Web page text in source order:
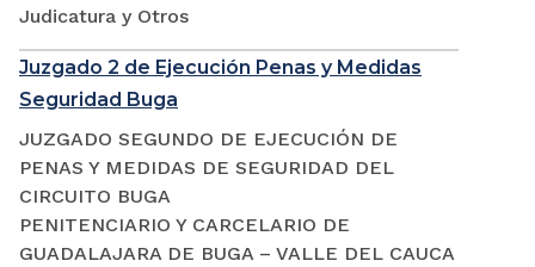
Judicatura y Otros
Juzgado 2 de Ejecución Penas y Medidas
Seguridad Buga
JUZGADO SEGUNDO DE EJECUCIÓN DE
PENAS Y MEDIDAS DE SEGURIDAD DEL
CIRCUITO BUGA
PENITENCIARIO Y CARCELARIO DE
GUADALAJARA DE BUGA – VALLE DEL CAUCA